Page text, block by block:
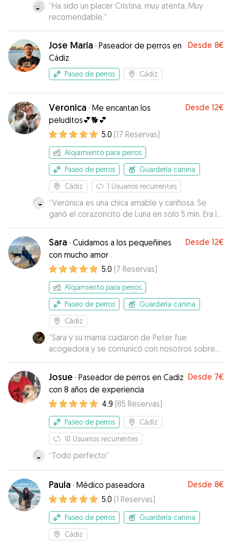
“Ha sido un placer Cristina, muy atenta, Muy
recomendable.”
Jose María · Paseador de perros en
Cádiz
Desde 8€
Paseo de perros Cádiz
Veronica · Me encantan los
peluditos💕🐕💕
Desde 12€
5.0 (17 Reservas)
Alojamiento para perros
Paseo de perros
Guardería canina
Cádiz
1 Usuarios recurrentes
“Verónica es una chica amable y cariñosa. Se
ganó el corazoncito de Luna en solo 5 min. Era la
primera vez que la dejábamos con alguien y os
aseguro que no podríamos haber encontrado
mejor persona. Nos mantuvo informados de
todos los pasos que daba con Luna a cada
momentito, respeto sus horarios y costumbres...
Alfinal de las vacaciones Luna no quería volver...
No la culpo estuvo como una reina jajajaja
Sara · Cuidamos a los pequeñines
con mucho amor
Desde 12€
5.0 (7 Reservas)
Alojamiento para perros
Paseo de perros
Guardería canina
Cádiz
“Sara y su mama cuidaron de Peter fue
acogedora y se comunicó con nosotros sobre
su bienestar durante la tarde. Recomendable.”
Josue · Paseador de perros en Cadiz
con 8 años de experiencia
Desde 7€
4.9 (85 Reservas)
Paseo de perros
Cádiz
10 Usuarios recurrentes
“Todo perfecto”
Paula · Médico paseadora Desde 8€
5.0 (1 Reservas)
Paseo de perros
Guardería canina
Cádiz